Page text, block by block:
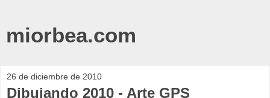
miorbea.com
26 de diciembre de 2010
Dibujando 2010 - Arte GPS